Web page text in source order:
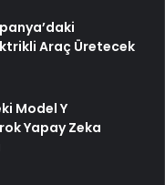
Araç Üretecek
Model Y
Yapay Zeka